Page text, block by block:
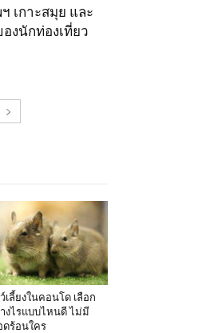
เกาะสมุย และ
งนักท่องเที่ยว
เลี้ยงในคอนโด เลือก
งไรแบบไหนดี ไม่มี
ดร้อนใคร